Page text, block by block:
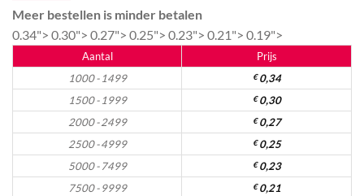
Meer bestellen is minder betalen
0.34"> 0.30"> 0.27"> 0.25"> 0.23"> 0.21"> 0.19">
Aantal
Prijs
1000 - 1499
€0,34
1500 - 1999
€0,30
2000 - 2499
€0,27
2500 - 4999
€0,25
5000 - 7499
€0,23
7500 - 9999
€0,21